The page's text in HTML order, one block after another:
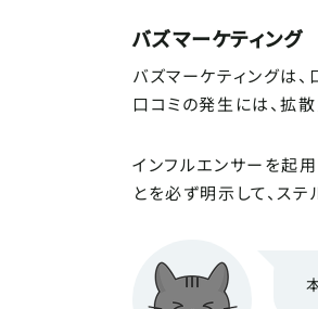
バズマーケティング
バズマーケティングは
口コミの発生には、拡
インフルエンサーを起
とを必ず明示して、ス